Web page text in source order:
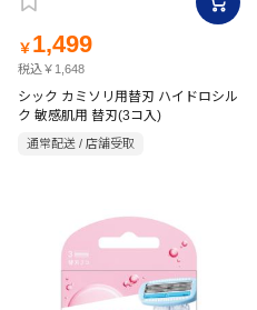
￥ 1,499
税込￥1,648
シック カミソリ用替刃 ハイドロシル
ク 敏感肌用 替刃(3コ入)
通常配送 / 店舗受取